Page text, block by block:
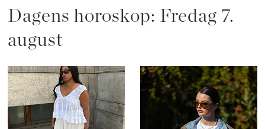
Dagens horoskop: Fredag 7.
august